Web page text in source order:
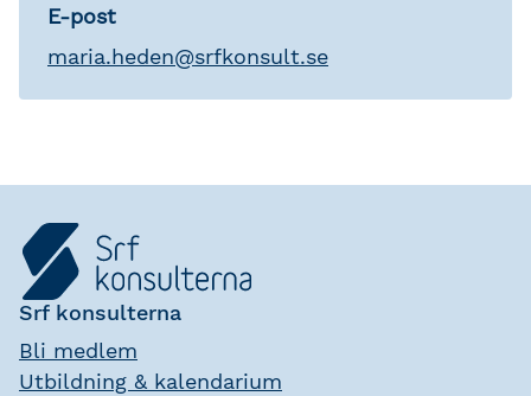
E-post
maria.heden@srfkonsult.se
Srf konsulterna
Bli medlem
Utbildning & kalendarium